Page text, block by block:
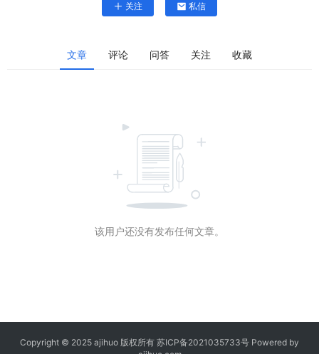
关注 私信
文章 评论 问答 关注 收藏
该用户还没有发布任何文章。
Copyright © 2025 ajihuo 版权所有 苏ICP备2021035733号 Powered by